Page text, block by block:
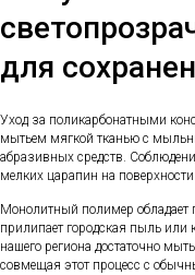
для
Уход за поликарбонатными
мытьем мягкой тканью с
абразивных средств.
мелких царапин на
Монолитный полимер обладает
прилипает городская пыль или
нашего региона достаточно
совмещая этот процесс с